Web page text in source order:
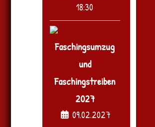
18:30
Faschingsumzug
und
Faschingstreiben
2027
09.02.2027